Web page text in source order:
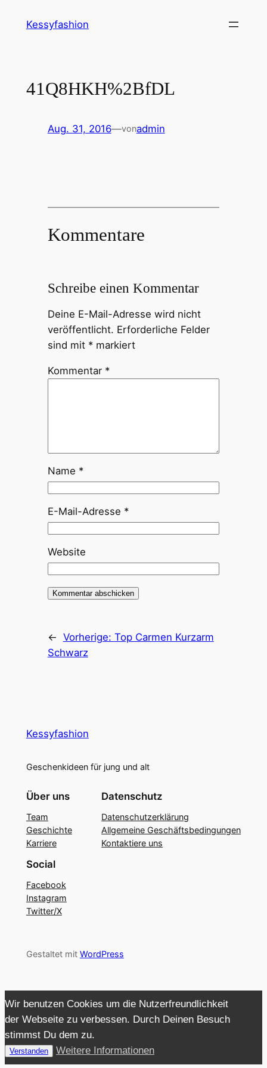
InhaltKessyfashion
41Q8HKH%2BfDL
Aug. 31, 2016—vonadmin
Kommentare
Schreibe einen Kommentar
Deine E-Mail-Adresse wird nicht
veröffentlicht. Erforderliche Felder
sind mit *markiert
Kommentar *
Name *
E-Mail-Adresse *
Website
← Vorherige: Top Carmen Kurzarm
Schwarz
Kessyfashion
Geschenkideen für jung und alt
Über uns
Team
Geschichte
Karriere
Datenschutz
Datenschutzerklärung
Allgemeine Geschäftsbedingungen
Kontaktiere uns
Social
Facebook
Instagram
Twitter/X
Gestaltet mit WordPress
Wir benutzen Cookies um die Nutzerfreundlichkeit
der Webseite zu verbessen. Durch Deinen Besuch
stimmst Du dem zu.
Verstanden Weitere Informationen